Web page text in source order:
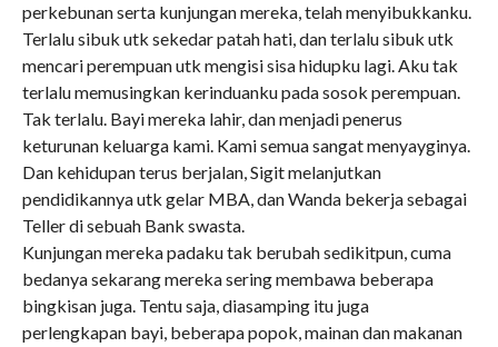
perkebunan serta kunjungan mereka, telah menyibukkanku.
Terlalu sibuk utk sekedar patah hati, dan terlalu sibuk utk
mencari perempuan utk mengisi sisa hidupku lagi. Aku tak
terlalu memusingkan kerinduanku pada sosok perempuan.
Tak terlalu. Bayi mereka lahir, dan menjadi penerus
keturunan keluarga kami. Kami semua sangat menyayginya.
Dan kehidupan terus berjalan, Sigit melanjutkan
pendidikannya utk gelar MBA, dan Wanda bekerja sebagai
Teller di sebuah Bank swasta.
Kunjungan mereka padaku tak berubah sedikitpun, cuma
bedanya sekarang mereka sering membawa beberapa
bingkisan juga. Tentu saja, diasamping itu juga
perlengkapan bayi, beberapa popok, mainan dan makanan